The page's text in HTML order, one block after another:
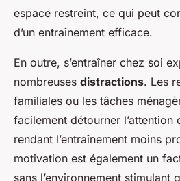
espace restreint, ce qui peut
d’un entraînement efficace.
En outre, s’entraîner chez soi
nombreuses distractions. Les
familiales ou les tâches
facilement détourner l’attention
rendant l’entraînement moins
motivation est également un
sans l’environnement stimulant